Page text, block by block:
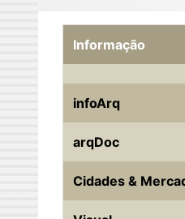
Informação
infoArq
arqDoc
Cidades &